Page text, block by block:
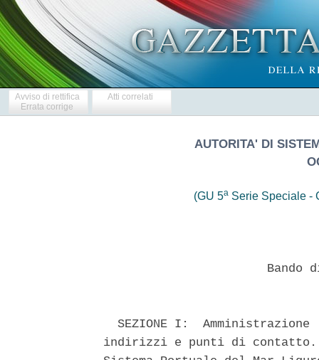
Avviso di rettifica
Errata corrige
Atti correlati
AUTORITA' DI
(GU 5a Serie Speciale -